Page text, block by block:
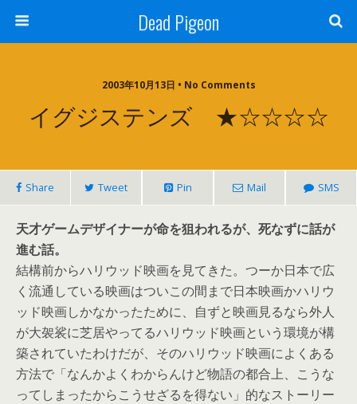
Dead Pigeon
2003年10月13日 • No Comments
イグジステンズ ★☆☆☆☆
Share Tweet Pin Mail SMS
天才ゲームデザイナーが命を狙われるが、死なずに話が
進む話。
結構前からハリウッド映画を見てきた。つーか日本で広
く流通している映画はついこの間まで日本映画かハリウ
ッド映画しかなかったために、自ずと映画見るなら外人
が大袈裟に芝居やってるハリウッド映画という環境が構
築されていたわけだが、そのハリウッド映画によくある
方法で「なんかよくわからんけど物語の都合上、こうな
ってしまったからこうせざるを得ない」的なストーリー